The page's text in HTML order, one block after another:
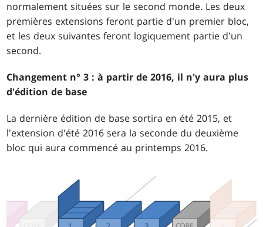
normalement situées sur le second monde. Les deux
premières extensions feront partie d'un premier bloc,
et les deux suivantes feront logiquement partie d'un
second.
Changement n° 3 : à partir de 2016, il n'y aura plus
d'édition de base
La dernière édition de base sortira en été 2015, et
l'extension d'été 2016 sera la seconde du deuxième
bloc qui aura commencé au printemps 2016.